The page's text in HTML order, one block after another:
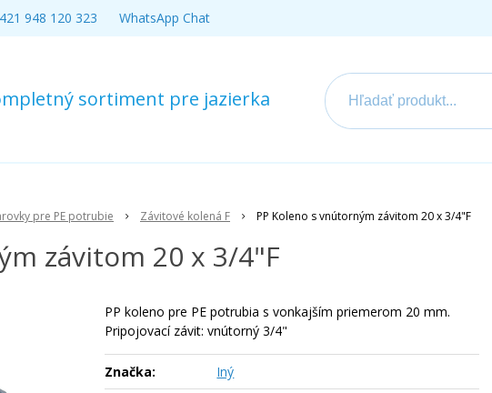
sortiment pre jazierka
948 120 323 WhatsApp Chat
pre PE potrubie Závitové kolená F PP Koleno s vnútorným závitom 20 x 3/4"F
závitom 20 x 3/4"F
PP koleno pre PE potrubia s vonkajším priemerom 20 mm.
Pripojovací závit: vnútorný 3/4"
Značka:
Iný